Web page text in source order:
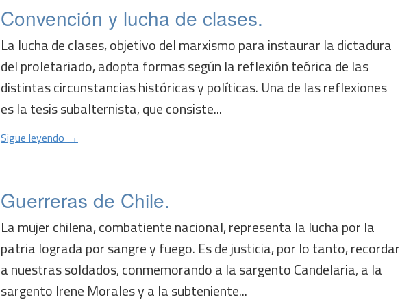
Convención y lucha de clases.
La lucha de clases, objetivo del marxismo para instaurar la dictadura
del proletariado, adopta formas según la reflexión teórica de las
distintas circunstancias históricas y políticas. Una de las reflexiones
es la tesis subalternista, que consiste...
Sigue leyendo →
Guerreras de Chile.
La mujer chilena, combatiente nacional, representa la lucha por la
patria lograda por sangre y fuego. Es de justicia, por lo tanto, recordar
a nuestras soldados, conmemorando a la sargento Candelaria, a la
sargento Irene Morales y a la subteniente...